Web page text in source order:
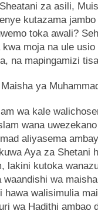
za asili,
kutazama
toka awali?
moja na ule
na mapingamizi
ya
wa kale
wana
aliyasema
Aya za Shetani
lakini kutoka
wa
hawa walisimulia
wa Hadithi ambao